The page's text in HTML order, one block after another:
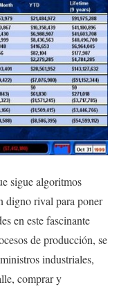
sigue algoritmos
digno rival para poner
en este fascinante
de producción, se
industriales,
comprar y